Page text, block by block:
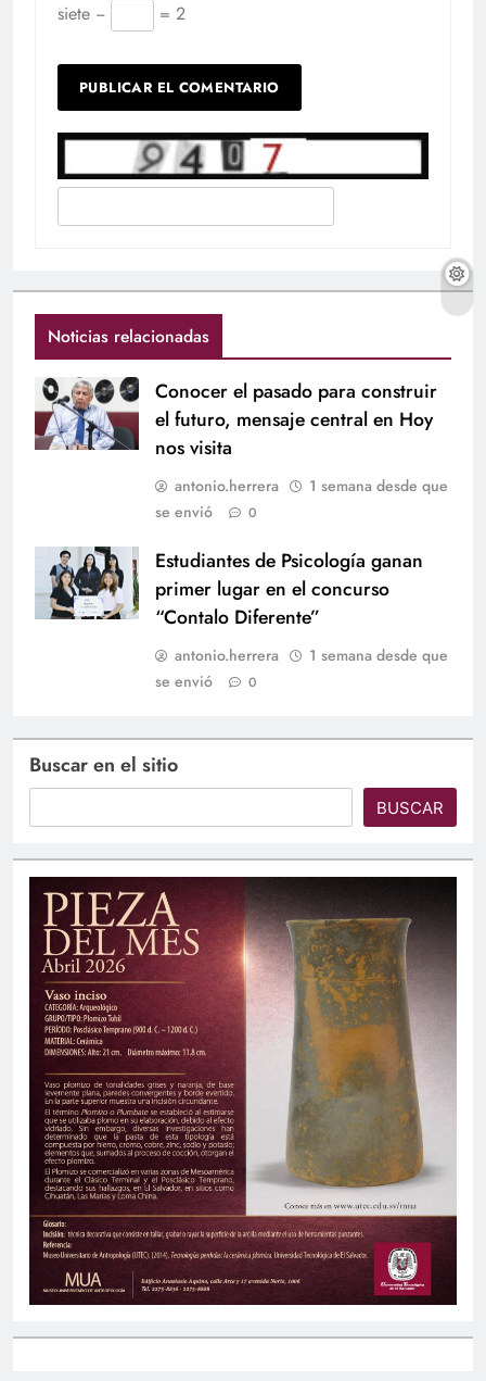
siete −
= 2
Noticias relacionadas
Conocer el pasado para construir
el futuro, mensaje central en Hoy
nos visita
antonio.herrera
1 semana desde que
se envió
0
Estudiantes de Psicología ganan
primer lugar en el concurso
“Contalo Diferente”
antonio.herrera
1 semana desde que
se envió
0
Buscar en el sitio
BUSCAR